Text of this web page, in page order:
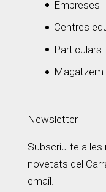
Empreses
Centres
Particulars
Magatzem
Newsletter
Subscriu-te a
novetats del
email.